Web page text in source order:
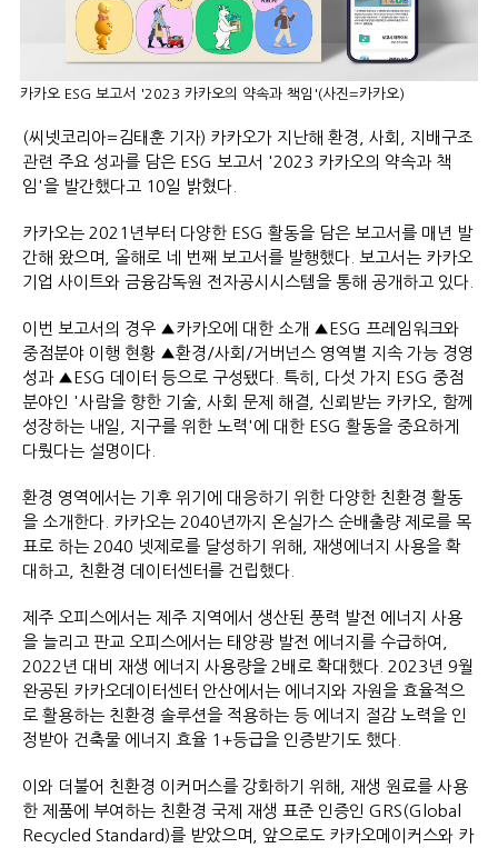
카카오 ESG 보고서 '2023 카카오의 약속과 책임'(사진=카카오)
(씨넷코리아=김태훈 기자) 카카오가 지난해 환경, 사회, 지배구조
관련 주요 성과를 담은 ESG 보고서 '2023 카카오의 약속과 책
임'을 발간했다고 10일 밝혔다.
카카오는 2021년부터 다양한 ESG 활동을 담은 보고서를 매년 발
간해 왔으며, 올해로 네 번째 보고서를 발행했다. 보고서는 카카오
기업 사이트와 금융감독원 전자공시시스템을 통해 공개하고 있다.
이번 보고서의 경우 ▲카카오에 대한 소개 ▲ESG 프레임워크와
중점분야 이행 현황 ▲환경/사회/거버넌스 영역별 지속 가능 경영
성과 ▲ESG 데이터 등으로 구성됐다. 특히, 다섯 가지 ESG 중점
분야인 '사람을 향한 기술, 사회 문제 해결, 신뢰받는 카카오, 함께
성장하는 내일, 지구를 위한 노력'에 대한 ESG 활동을 중요하게
다뤘다는 설명이다.
환경 영역에서는 기후 위기에 대응하기 위한 다양한 친환경 활동
을 소개한다. 카카오는 2040년까지 온실가스 순배출량 제로를 목
표로 하는 2040 넷제로를 달성하기 위해, 재생에너지 사용을 확
대하고, 친환경 데이터센터를 건립했다.
제주 오피스에서는 제주 지역에서 생산된 풍력 발전 에너지 사용
을 늘리고 판교 오피스에서는 태양광 발전 에너지를 수급하여,
2022년 대비 재생 에너지 사용량을 2배로 확대했다. 2023년 9월
완공된 카카오데이터센터 안산에서는 에너지와 자원을 효율적으
로 활용하는 친환경 솔루션을 적용하는 등 에너지 절감 노력을 인
정받아 건축물 에너지 효율 1+등급을 인증받기도 했다.
이와 더불어 친환경 이커머스를 강화하기 위해, 재생 원료를 사용
한 제품에 부여하는 친환경 국제 재생 표준 인증인 GRS(Global
Recycled Standard)를 받았으며, 앞으로도 카카오메이커스와 카